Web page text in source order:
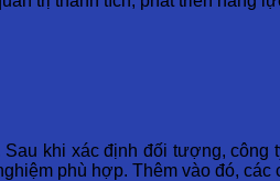
khi xác định đối tượng, công
phù hợp. Thêm vào đó, các